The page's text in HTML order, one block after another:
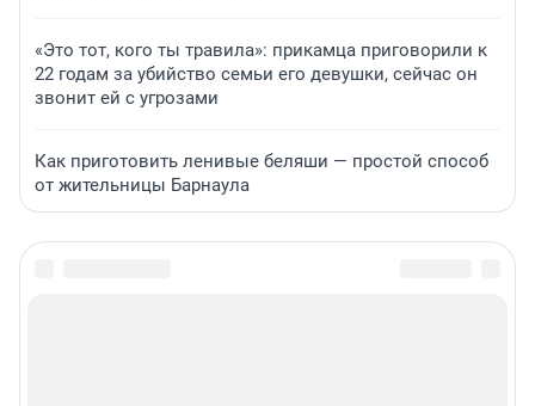
«Это тот, кого ты травила»: прикамца приговорили к
22 годам за убийство семьи его девушки, сейчас он
звонит ей с угрозами
Как приготовить ленивые беляши — простой способ
от жительницы Барнаула